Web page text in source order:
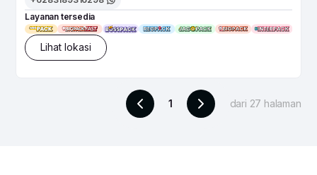
Layanan tersedia
Lihat lokasi
1 dari 27 halaman